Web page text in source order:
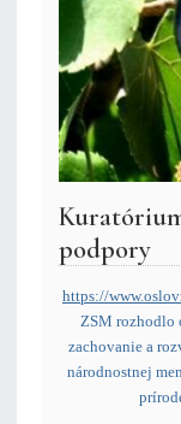
podpory
https://
ZSM rozhodlo
zachovanie a
národnostnej